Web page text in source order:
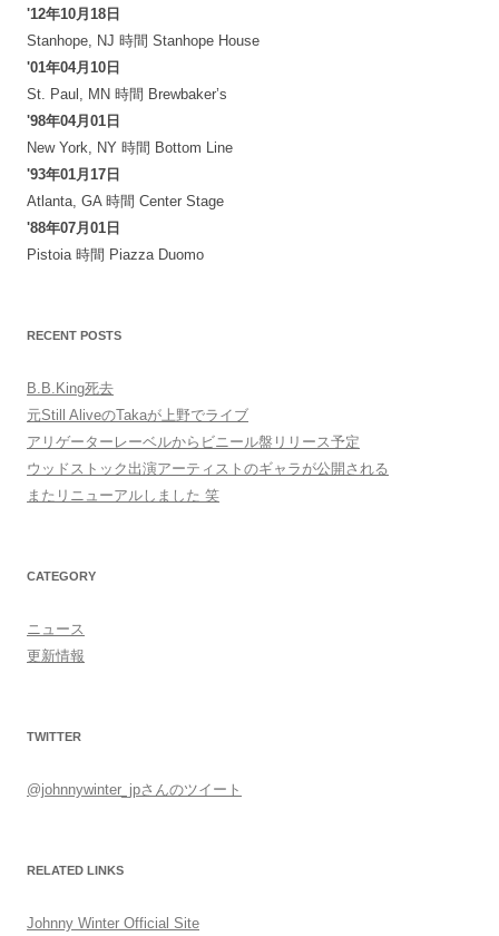
'12年10月18日
Stanhope, NJ 時間 Stanhope House
'01年04月10日
St. Paul, MN 時間 Brewbaker’s
'98年04月01日
New York, NY 時間 Bottom Line
'93年01月17日
Atlanta, GA 時間 Center Stage
'88年07月01日
Pistoia 時間 Piazza Duomo
RECENT POSTS
B.B.King死去
元Still AliveのTakaが上野でライブ
アリゲーターレーベルからビニール盤リリース予定
ウッドストック出演アーティストのギャラが公開される
またリニューアルしました 笑
CATEGORY
ニュース
更新情報
TWITTER
@johnnywinter_jpさんのツイート
RELATED LINKS
Johnny Winter Official Site